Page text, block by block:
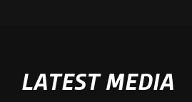
LATEST MEDIA